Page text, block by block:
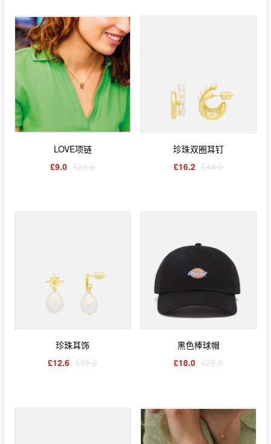
LOVE项链
£9.0 £24.0
珍珠双圈耳钉
£16.2 £44.0
珍珠耳饰
£12.6 £35.0
黑色棒球帽
£18.0 £25.0